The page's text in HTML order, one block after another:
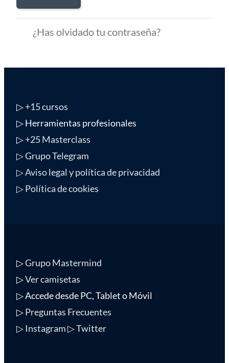
¿Has olvidado tu contraseña?
▷+15 cursos
▷ Herramientas profesionales
▷+25 Masterclass
▷ Grupo Telegram
▷ Aviso legal y política de privacidad
▷ Política de cookies
▷Grupo Mastermind
▷Ver camisetas
▷ Accede desde PC, Tablet o Móvil
▷Preguntas Frecuentes
▷ Instagram▷ Twitter